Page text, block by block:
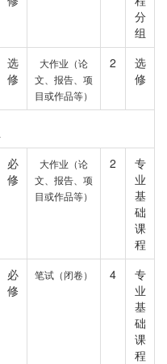
分
组
选
修
大作业（论
文、报告、项
目或作品等）
2
选
修
必
修
大作业（论
文、报告、项
目或作品等）
2
专
业
基
础
课
程
必
修
笔试（闭卷） 4
专
业
基
础
课
程